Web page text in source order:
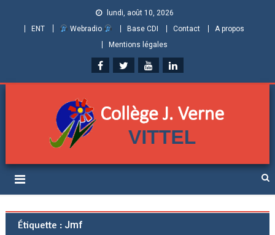
lundi, août 10, 2026
ENT
Webradio Base CDI Contact
A propos
Mentions légales
Collège Jules Verne de
Vittel (Vosges)
Étiquette : Jmf